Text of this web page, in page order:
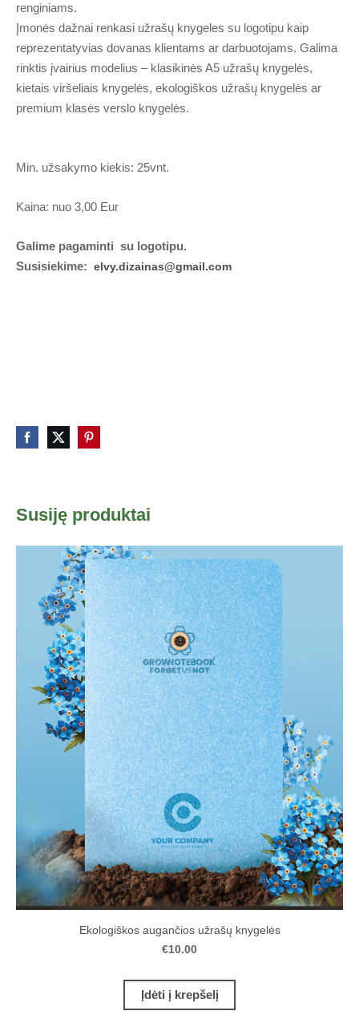
renginiams.
Įmonės dažnai renkasi užrašų knygeles su logotipu kaip
reprezentatyvias dovanas klientams ar darbuotojams. Galima
rinktis įvairius modelius – klasikinės A5 užrašų knygelės,
kietais viršeliais knygelės, ekologiškos užrašų knygelės ar
premium klasės verslo knygelės.
Min. užsakymo kiekis: 25vnt.
Kaina: nuo 3,00 Eur
Galime pagaminti su logotipu.
Susisiekime: elvy.dizainas@gmail.com
Susiję produktai
Ekologiškos augančios užrašų knygelės
€10.00
Įdėti į krepšelį